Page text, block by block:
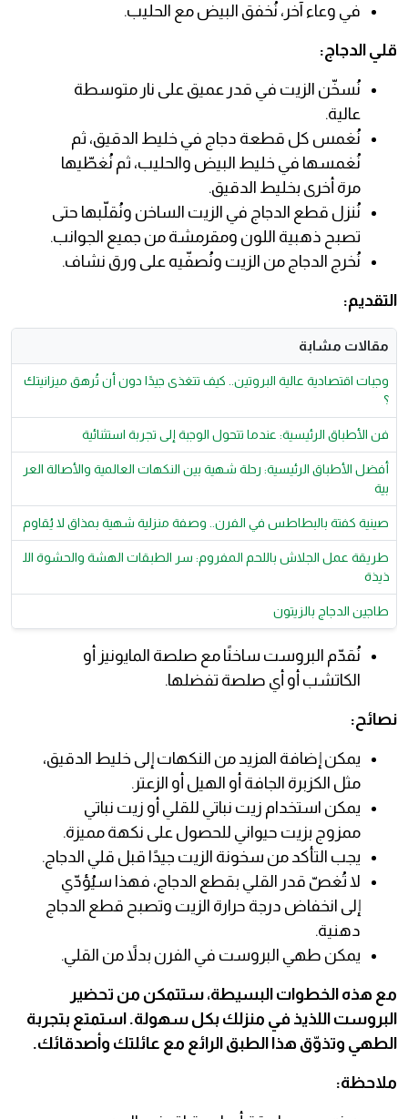
في وعاء آخر، نُخفق البيض مع الحليب.
قلي الدجاج:
نُسخّن الزيت في قدر عميق على نار متوسطة
عالية.
نُغمس كل قطعة دجاج في خليط الدقيق، ثم
نُغمسها في خليط البيض والحليب، ثم نُغطّيها
مرة أخرى بخليط الدقيق.
نُنزل قطع الدجاج في الزيت الساخن ونُقلّبها حتى
تصبح ذهبية اللون ومقرمشة من جميع الجوانب.
نُخرج الدجاج من الزيت ونُصفّيه على ورق نشاف.
التقديم:
مقالات مشابة
وجبات اقتصادية عالية البروتين.. كيف تتغذى جيدًا دون أن تُرهق ميزانيتك
؟
فن الأطباق الرئيسية: عندما تتحول الوجبة إلى تجربة استثنائية
أفضل الأطباق الرئيسية: رحلة شهية بين النكهات العالمية والأصالة العر
بية
صينية كفتة بالبطاطس في الفرن.. وصفة منزلية شهية بمذاق لا يُقاوم
طريقة عمل الجلاش باللحم المفروم: سر الطبقات الهشة والحشوة الل
ذيذة
طاجين الدجاج بالزيتون
نُقدّم البروست ساخنًا مع صلصة المايونيز أو
الكاتشب أو أي صلصة تفضلها.
نصائح:
يمكن إضافة المزيد من النكهات إلى خليط الدقيق،
مثل الكزبرة الجافة أو الهيل أو الزعتر.
يمكن استخدام زيت نباتي للقلي أو زيت نباتي
ممزوج بزيت حيواني للحصول على نكهة مميزة.
يجب التأكد من سخونة الزيت جيدًا قبل قلي الدجاج.
لا تُغصّ قدر القلي بقطع الدجاج، فهذا سيُؤدّي
إلى انخفاض درجة حرارة الزيت وتصبح قطع الدجاج
دهنية.
يمكن طهي البروست في الفرن بدلاً من القلي.
مع هذه الخطوات البسيطة، ستتمكن من تحضير
البروست اللذيذ في منزلك بكل سهولة. استمتع بتجربة
الطهي وتذوّق هذا الطبق الرائع مع عائلتك وأصدقائك.
ملاحظة: